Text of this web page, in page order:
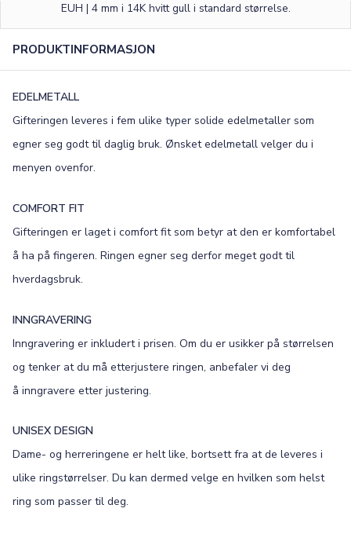
EUH | 4 mm i 14K hvitt gulli standard størrelse.
PRODUKTINFORMASJON
EDELMETALL
Gifteringen leveres i fem ulike typer solide edelmetaller som
egner seg godt til daglig bruk. Ønsket edelmetall velger du i
menyen ovenfor.
COMFORT FIT
Gifteringen er laget i comfort fit som betyr at den er komfortabel
å ha på fingeren. Ringen egner seg derfor meget godt til
hverdagsbruk.
INNGRAVERING
Inngravering er inkludert i prisen. Om du er usikker på størrelsen
og tenker at du må etterjustere ringen, anbefaler vi deg
å inngravere etter justering.
UNISEX DESIGN
Dame- og herreringene er helt like, bortsett fra at de leveres i
ulike ringstørrelser. Du kan dermed velge en hvilken som helst
ring som passer til deg.